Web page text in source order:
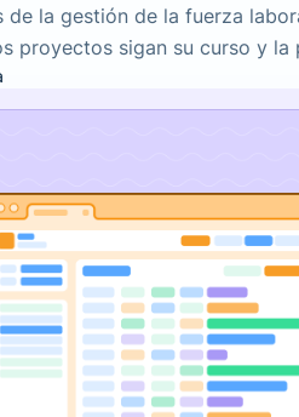
la gestión de la fuerza
proyectos sigan su curso y la